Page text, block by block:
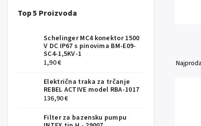
Top 5 Proizvoda
Schelinger MC4 konektor 1500
V DC IP67 s pinovima BM-E09-
SC4-1,5KV-1
1,90 €
Električna traka za trčanje
REBEL ACTIVE model RBA-1017
136,90 €
Filter za bazensku pumpu